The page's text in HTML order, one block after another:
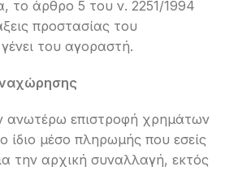
το άρθρο 5 του ν. 2251/1994
προστασίας του
του αγοραστή.
ανωτέρω επιστροφή χρημάτων
ίδιο μέσο πληρωμής που εσείς
την αρχική συναλλαγή, εκτός